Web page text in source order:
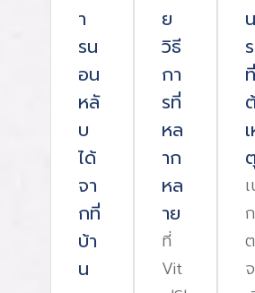
แม่นยำมาก เหมาะสำหรับคนที่มีอ
อย่างรุนแรงระดับที่ 2 การทดสอ
เจ้าหน้าที่เฝ้าการทดสอบในระดับนี้
เรื่องความละเอียดในของการวัดข้
เฝ้าตลอดคืน สามารถทำการตรวจ
จะมาติดตั้งอุปกรณ์ในตอนเย็นแล้
ในสภาพแวดล้อมที่คุ้นเคย ลดควา
กังวลได้ข้อดี ของการทดสอบระดั
น้อยกว่าการตรวจในโรงพยาบาล
เวลารอคิวตรวจเป็นเวลานานระ
า
รน
อน
หลั
บ
ได้
จา
กที่
บ้า
น
ย
วิธี
กา
รที่
หล
าก
หล
าย
ที่
Vit
ที่
ตุ
จ